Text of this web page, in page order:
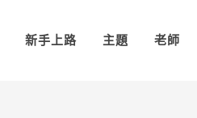
新手上路 主題 老師